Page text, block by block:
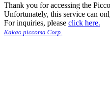
Thank you for accessing the
Unfortunately, this service can
For inquiries, please click here.
Kakao piccoma Corp.